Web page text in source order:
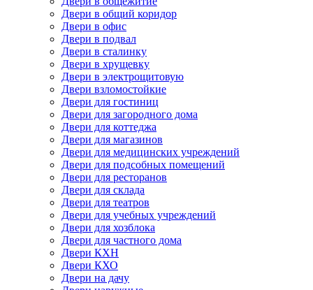
Двери в общий коридор
Двери в офис
Двери в подвал
Двери в сталинку
Двери в хрущевку
Двери в электрощитовую
Двери взломостойкие
Двери для гостиниц
Двери для загородного дома
Двери для коттеджа
Двери для магазинов
Двери для медицинских учреждений
Двери для подсобных помещений
Двери для ресторанов
Двери для склада
Двери для театров
Двери для учебных учреждений
Двери для хозблока
Двери для частного дома
Двери КХН
Двери КХО
Двери на дачу